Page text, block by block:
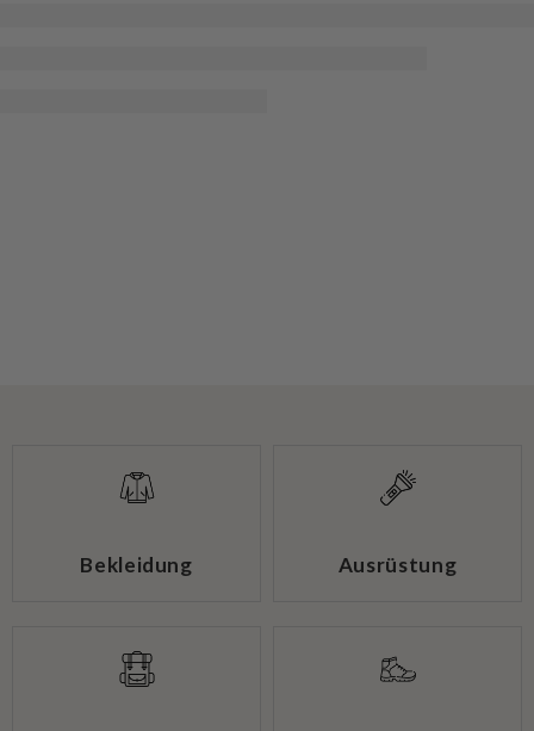
Bekleidung Ausrüstung